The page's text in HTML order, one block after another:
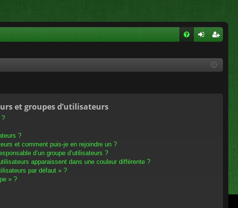
cri
et groupes d’utilisateurs
?
?
et comment puis-je en rejoindre un ?
d’un groupe d’utilisateurs ?
apparaissent dans une couleur différente ?
par défaut » ?
» ?